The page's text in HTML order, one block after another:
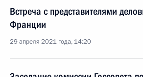
Встреча с представителями
Франции
29 апреля 2021 года, 14:20